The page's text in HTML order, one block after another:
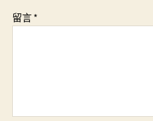
留言*